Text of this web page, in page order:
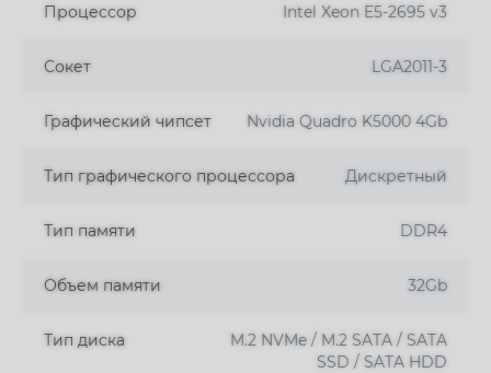
Процессор Intel Xeon E5-2695 v3
Сокет LGA2011-3
Графический чипсет Nvidia Quadro K5000 4Gb
Тип графического процессора Дискретный
Тип памяти DDR4
Объем памяти 32Gb
Тип диска
M.2 NVMe / M.2 SATA / SATA
SSD / SATA HDD